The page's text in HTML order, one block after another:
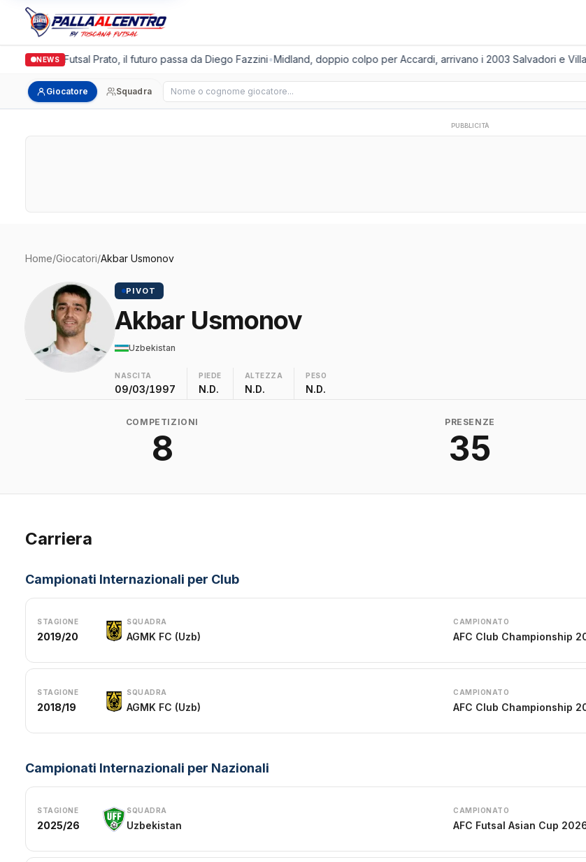
NEWS
Italgronda Futsal Prato, il futuro passa da Diego Fazzini•Midland, doppio colpo per Accardi, arrivano i 2003 Salvadori e Villa•
Giocatore Squadra Cerca giocatore
PUBBLICITÀ
Home/Giocatori/Akbar Usmonov
PIVOT
Akbar Usmonov
Uzbekistan
NASCITA
09/03/1997
PIEDE
N.D.
ALTEZZA
N.D.
PESO
N.D.
COMPETIZIONI
8
PRESENZE
35
Carriera
Campionati Internazionali per Club
STAGIONE
2019/20
SQUADRA
AGMK FC (Uzb)
CAMPIONATO
AFC Club Championship
STAGIONE
2018/19
SQUADRA
AGMK FC (Uzb)
CAMPIONATO
AFC Club Championship
Campionati Internazionali per Nazionali
STAGIONE
2025/26
SQUADRA
Uzbekistan
CAMPIONATO
AFC Futsal Asian Cup